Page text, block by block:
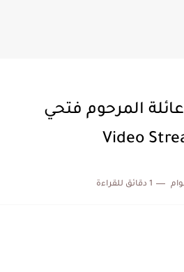
المرحوم فتحي
1 دقائق للقراءة